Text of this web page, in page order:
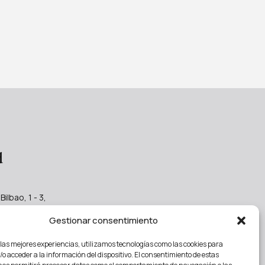
Gestionar consentimiento
mejores experiencias, utilizamos tecnologías como las cookies para
acceder a la información del dispositivo. El consentimiento de estas
1 - 3,
78